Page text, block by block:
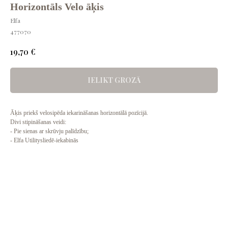
Horizontāls Velo āķis
Elfa
477070
19,70 €
IELIKT GROZĀ
Āķis priekš velosipēda iekarināšanas horizontālā pozīcijā.
Divi stipināšanas veidi:
- Pie sienas ar skrūvju palīdzību;
- Elfa Utilitysliedē-iekabinās